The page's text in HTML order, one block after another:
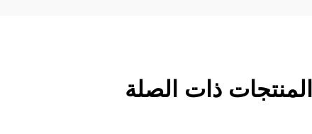
المنتجات ذات الصلة